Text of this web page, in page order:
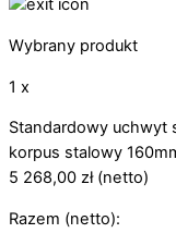
Wybrany produkt
1 x
Standardowy uchwyt
korpus stalowy
5 268,00 zł(netto)
Razem (netto):